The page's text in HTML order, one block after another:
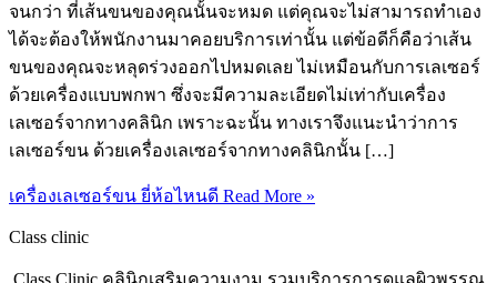
จนกว่า ที่เส้นขนของคุณนั้นจะหมด แต่คุณจะไม่สามารถทำเอง
ได้จะต้องให้พนักงานมาคอยบริการเท่านั้น แต่ข้อดีก็คือว่าเส้น
ขนของคุณจะหลุดร่วงออกไปหมดเลย ไม่เหมือนกับการเลเซอร์
ด้วยเครื่องแบบพกพา ซึ่งจะมีความละเอียดไม่เท่ากับเครื่อง
เลเซอร์จากทางคลินิก เพราะฉะนั้น ทางเราจึงแนะนำว่าการ
เลเซอร์ขน ด้วยเครื่องเลเซอร์จากทางคลินิกนั้น […]
เครื่องเลเซอร์ขน ยี่ห้อไหนดี Read More »
Class clinic
Class Clinic คลินิกเสริมความงาม รวมบริการการดูแลผิวพรรณ